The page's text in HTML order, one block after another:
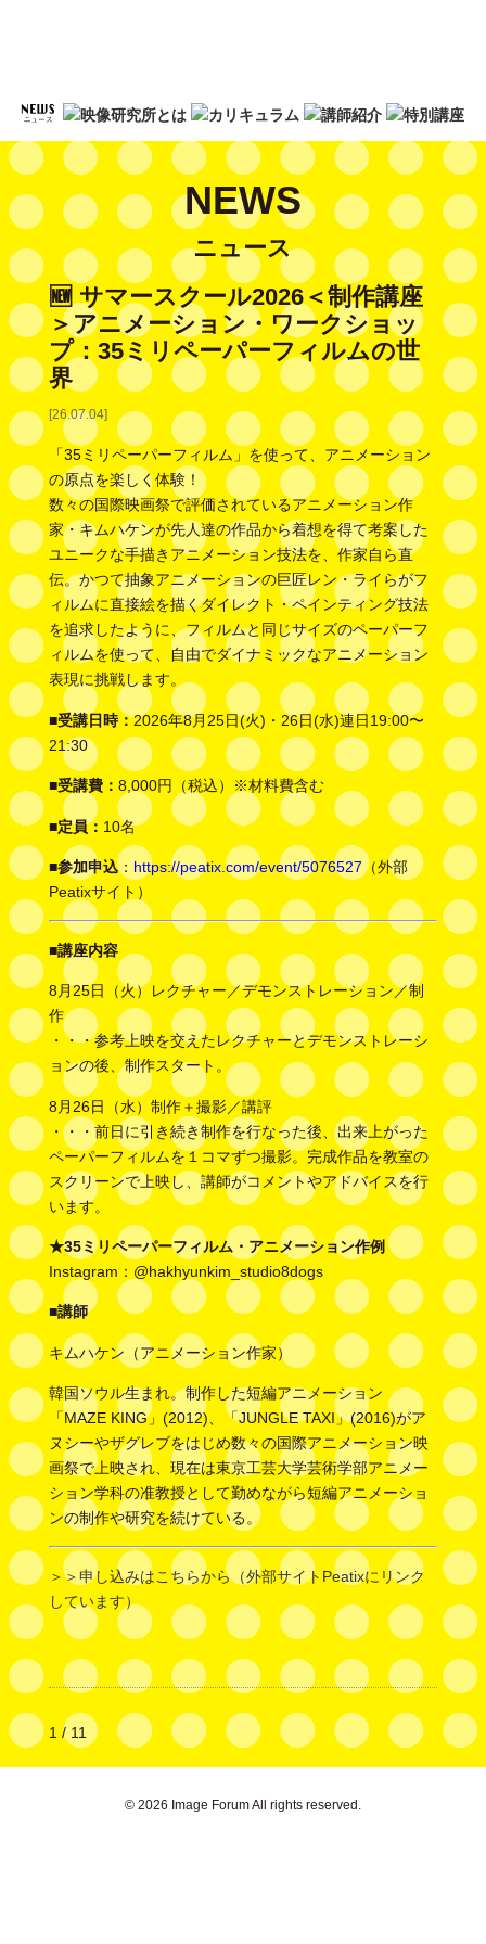
NEWS
ニュース
🆕 サマースクール2026＜制作講座
＞アニメーション・ワークショッ
プ：35ミリペーパーフィルムの世
界
[26.07.04]
「35ミリペーパーフィルム」を使って、アニメーション
の原点を楽しく体験！
数々の国際映画祭で評価されているアニメーション作
家・キムハケンが先人達の作品から着想を得て考案した
ユニークな手描きアニメーション技法を、作家自ら直
伝。かつて抽象アニメーションの巨匠レン・ライらがフ
ィルムに直接絵を描くダイレクト・ペインティング技法
を追求したように、フィルムと同じサイズのペーパーフ
ィルムを使って、自由でダイナミックなアニメーション
表現に挑戦します。
■受講日時：2026年8月25日(火)・26日(水)連日19:00〜
21:30
■受講費： 8,000円（税込）※材料費含む
■定員： 10名
■参加申込： https://peatix.com/event/5076527 （外部
Peatixサイト）
■講座内容
8月25日（火）レクチャー／デモンストレーション／制
作
・・・参考上映を交えたレクチャーとデモンストレーシ
ョンの後、制作スタート。
8月26日（水）制作＋撮影／講評
・・・前日に引き続き制作を行なった後、出来上がった
ペーパーフィルムを１コマずつ撮影。完成作品を教室の
スクリーンで上映し、講師がコメントやアドバイスを行
います。
★35ミリペーパーフィルム・アニメーション作例
Instagram：@hakhyunkim_studio8dogs
■講師
キムハケン（アニメーション作家）
韓国ソウル生まれ。制作した短編アニメーション
「MAZE KING」(2012)、「JUNGLE TAXI」(2016)がア
ヌシーやザグレブをはじめ数々の国際アニメーション映
画祭で上映され、現在は東京工芸大学芸術学部アニメー
ション学科の准教授として勤めながら短編アニメーショ
ンの制作や研究を続けている。
＞＞申し込みはこちらから（外部サイトPeatixにリンク
しています）
1 / 11
© 2026 Image Forum All rights reserved.